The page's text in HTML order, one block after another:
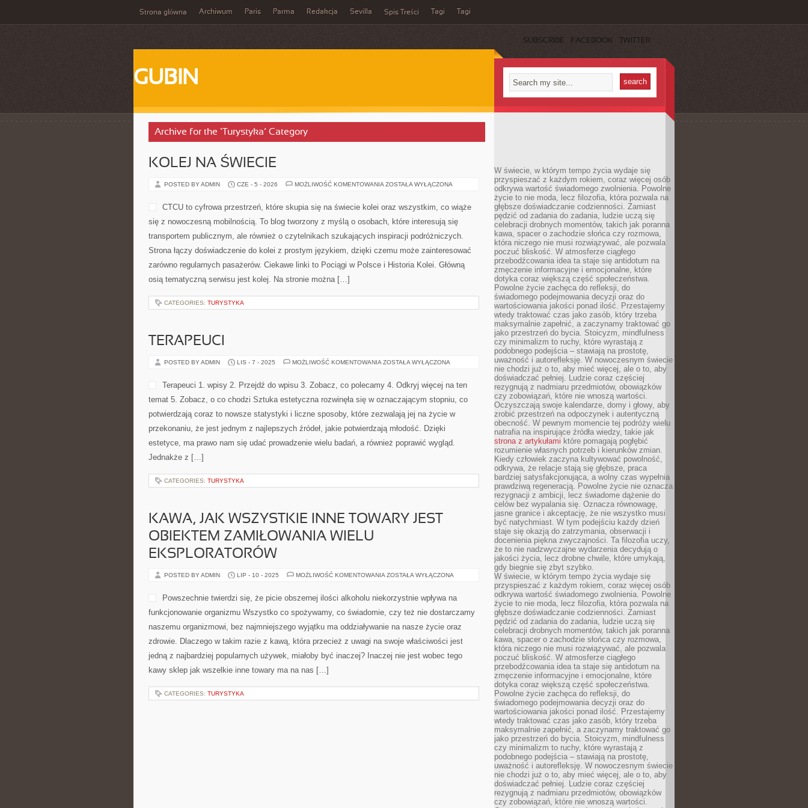
Strona główna Archiwum Paris Parma Redakcja Sevilla Spis Treści Tagi Tagi
SUBSCRIBE FACEBOOK TWITTER
GUBIN
Archive for the ‘Turystyka’ Category
KOLEJ NA ŚWIECIE
POSTED BY ADMIN CZE - 5 - 2026 MOŻLIWOŚĆ KOMENTOWANIA KOLEJ
ZOSTAŁA WYŁĄCZONA
CTCU to cyfrowa przestrzeń, które skupia się na świecie kolei oraz wszystkim, co wiąże
się z nowoczesną mobilnością. To blog tworzony z myślą o osobach, które interesują się
transportem publicznym, ale również o czytelnikach szukających inspiracji podróżniczych.
Strona łączy doświadczenie do kolei z prostym językiem, dzięki czemu może zainteresować
zarówno regularnych pasażerów. Ciekawe linki to Pociągi w Polsce i Historia Kolei. Główną
osią tematyczną serwisu jest kolej. Na stronie można […]
CATEGORIES: TURYSTYKA
TERAPEUCI
POSTED BY ADMIN LIS - 7 - 2025 MOŻLIWOŚĆ KOMENTOWANIA TERAPEUCI
ZOSTAŁA WYŁĄCZONA
Terapeuci 1. wpisy 2. Przejdź do wpisu 3. Zobacz, co polecamy 4. Odkryj więcej na ten
temat 5. Zobacz, o co chodzi Sztuka estetyczna rozwinęła się w oznaczającym stopniu, co
potwierdzają coraz to nowsze statystyki i liczne sposoby, które zezwalają jej na życie w
przekonaniu, że jest jednym z najlepszych źródeł, jakie potwierdzają młodość. Dzięki
estetyce, ma prawo nam się udać prowadzenie wielu badań, a również poprawić wygląd.
Jednakże z […]
CATEGORIES: TURYSTYKA
KAWA, JAK WSZYSTKIE INNE TOWARY JEST
OBIEKTEM ZAMIŁOWANIA WIELU
EKSPLORATORÓW
POSTED BY ADMIN LIP - 10 - 2025 MOŻLIWOŚĆ KOMENTOWANIA KAWA,
TOWARY
OBIEKTEM
WIELU
ZOSTAŁA WYŁĄCZONA
Powszechnie twierdzi się, że picie obszernej ilości alkoholu niekorzystnie wpływa na
funkcjonowanie organizmu Wszystko co spożywamy, co świadomie, czy też nie dostarczamy
naszemu organizmowi, bez najmniejszego wyjątku ma oddziaływanie na nasze życie oraz
zdrowie. Dlaczego w takim razie z kawą, która przecież z uwagi na swoje właściwości jest
jedną z najbardziej popularnych używek, miałoby być inaczej? Inaczej nie jest wobec tego
kawy sklep jak wszelkie inne towary ma na nas […]
CATEGORIES: TURYSTYKA
W świecie, w którym tempo życia wydaje się
przyspieszać z każdym rokiem, coraz więcej osób
odkrywa wartość świadomego zwolnienia. Powolne
życie to nie moda, lecz filozofia, która pozwala na
głębsze doświadczanie codzienności. Zamiast
pędzić od zadania do zadania, ludzie uczą się
celebracji drobnych momentów, takich jak poranna
kawa, spacer o zachodzie słońca czy rozmowa,
która niczego nie musi rozwiązywać, ale pozwala
poczuć bliskość. W atmosferze ciągłego
przebodźcowania idea ta staje się antidotum na
zmęczenie informacyjne i emocjonalne, które
dotyka coraz większą część społeczeństwa.
Powolne życie zachęca do refleksji, do
świadomego podejmowania decyzji oraz do
wartościowania jakości ponad ilość. Przestajemy
wtedy traktować czas jako zasób, który trzeba
maksymalnie zapełnić, a zaczynamy traktować go
jako przestrzeń do bycia. Stoicyzm, mindfulness
czy minimalizm to ruchy, które wyrastają z
podobnego podejścia – stawiają na prostotę,
uważność i autorefleksję. W nowoczesnym świecie
nie chodzi już o to, aby mieć więcej, ale o to, aby
doświadczać pełniej. Ludzie coraz częściej
rezygnują z nadmiaru przedmiotów, obowiązków
czy zobowiązań, które nie wnoszą wartości.
Oczyszczają swoje kalendarze, domy i głowy, aby
zrobić przestrzeń na odpoczynek i autentyczną
obecność. W pewnym momencie tej podróży wielu
natrafia na inspirujące źródła wiedzy, takie jak
strona z artykułami które pomagają pogłębić
rozumienie własnych potrzeb i kierunków zmian.
Kiedy człowiek zaczyna kultywować powolność,
odkrywa, że relacje stają się głębsze, praca
bardziej satysfakcjonująca, a wolny czas wypełnia
prawdziwą regeneracją. Powolne życie nie oznacza
rezygnacji z ambicji, lecz świadome dążenie do
celów bez wypalania się. Oznacza równowagę,
jasne granice i akceptację, że nie wszystko musi
być natychmiast. W tym podejściu każdy dzień
staje się okazją do zatrzymania, obserwacji i
docenienia piękna zwyczajności. Ta filozofia uczy,
że to nie nadzwyczajne wydarzenia decydują o
jakości życia, lecz drobne chwile, które umykają,
gdy biegnie się zbyt szybko.
W świecie, w którym tempo życia wydaje się
przyspieszać z każdym rokiem, coraz więcej osób
odkrywa wartość świadomego zwolnienia. Powolne
życie to nie moda, lecz filozofia, która pozwala na
głębsze doświadczanie codzienności. Zamiast
pędzić od zadania do zadania, ludzie uczą się
celebracji drobnych momentów, takich jak poranna
kawa, spacer o zachodzie słońca czy rozmowa,
która niczego nie musi rozwiązywać, ale pozwala
poczuć bliskość. W atmosferze ciągłego
przebodźcowania idea ta staje się antidotum na
zmęczenie informacyjne i emocjonalne, które
dotyka coraz większą część społeczeństwa.
Powolne życie zachęca do refleksji, do
świadomego podejmowania decyzji oraz do
wartościowania jakości ponad ilość. Przestajemy
wtedy traktować czas jako zasób, który trzeba
maksymalnie zapełnić, a zaczynamy traktować go
jako przestrzeń do bycia. Stoicyzm, mindfulness
czy minimalizm to ruchy, które wyrastają z
podobnego podejścia – stawiają na prostotę,
uważność i autorefleksję. W nowoczesnym świecie
nie chodzi już o to, aby mieć więcej, ale o to, aby
doświadczać pełniej. Ludzie coraz częściej
rezygnują z nadmiaru przedmiotów, obowiązków
czy zobowiązań, które nie wnoszą wartości.